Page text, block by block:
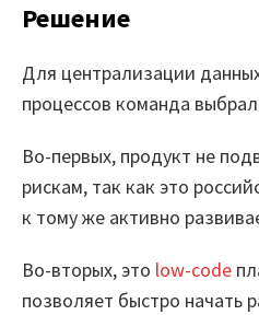
Решение
Для централизации
процессов команда
Во-первых, продукт не
рискам, так как это
к тому же активно
Во-вторых, это low-code
позволяет быстро начать